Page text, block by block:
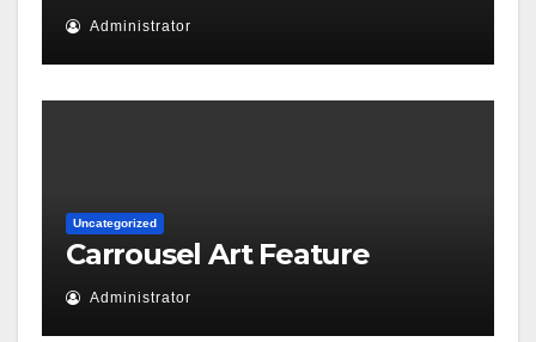
Administrator
Uncategorized
Carrousel Art Feature
Administrator